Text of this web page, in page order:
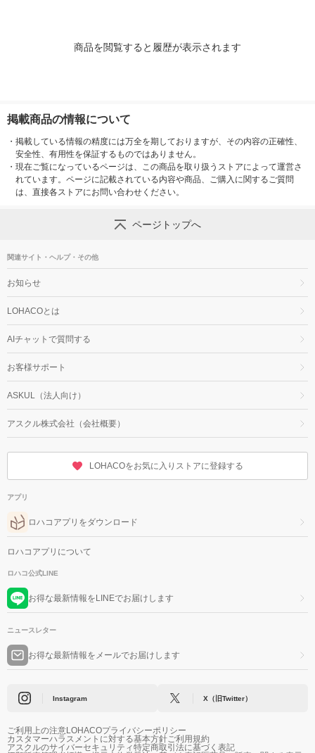
商品を閲覧すると履歴が表示されます
掲載商品の情報について
・ 掲載している情報の精度には万全を期しておりますが、その内容の正確性、
安全性、有用性を保証するものではありません。
・ 現在ご覧になっているページは、この商品を取り扱うストアによって運営さ
れています。ページに記載されている内容や商品、ご購入に関するご質問
は、直接各ストアにお問い合わせください。
ページトップへ
関連サイト・ヘルプ・その他
お知らせ
LOHACOとは
AIチャットで質問する
お客様サポート
ASKUL（法人向け）
アスクル株式会社（会社概要）
LOHACOをお気に入りストアに登録する
アプリ
ロハコアプリをダウンロード
ロハコアプリについて
ロハコ公式LINE
お得な最新情報をLINEでお届けします
ニュースレター
お得な最新情報をメールでお届けします
Instagram X（旧Twitter）
ご利用上の注意LOHACOプライバシーポリシー
カスタマーハラスメントに対する基本方針ご利用規約
アスクルのサイバーセキュリティ特定商取引法に基づく表記